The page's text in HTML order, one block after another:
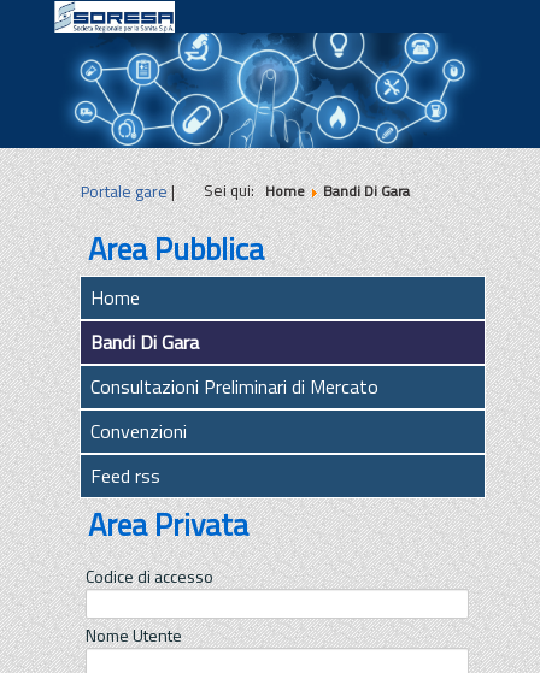
|||
Portale gare| Sei qui:Home Bandi Di Gara
Area Pubblica
Home
Bandi Di Gara
Consultazioni Preliminari di Mercato
Convenzioni
Feed rss
Area Privata
Codice di accesso
Nome Utente